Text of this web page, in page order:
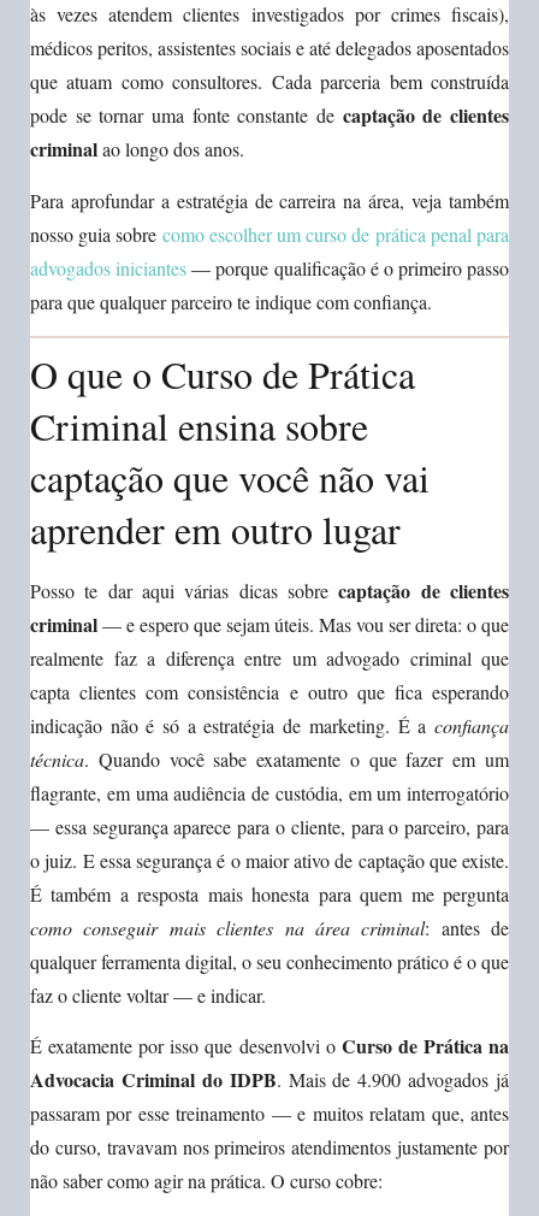
às vezes atendem clientes investigados por crimes fiscais),
médicos peritos, assistentes sociais e até delegados aposentados
que atuam como consultores. Cada parceria bem construída
pode se tornar uma fonte constante de captação de clientes
criminalao longo dos anos.
Para aprofundar a estratégia de carreira na área, veja também
nosso guia sobre como escolher um curso de prática penal para
advogados iniciantes— porque qualificação é o primeiro passo
para que qualquer parceiro te indique com confiança.
O que o Curso de Prática
Criminal ensina sobre
captação que você não vai
aprender em outro lugar
Posso te dar aqui várias dicas sobrecaptação de clientes
criminal— e espero que sejam úteis. Mas vou ser direta: o que
realmente faz a diferença entre um advogado criminal que
capta clientes com consistência e outro que fica esperando
indicação não é só a estratégia de marketing. É a confiança
técnica. Quando você sabe exatamente o que fazer em um
flagrante, em uma audiência de custódia, em um interrogatório
— essa segurança aparece para o cliente, para o parceiro, para
o juiz. E essa segurança é o maior ativo de captação que existe.
É também a resposta mais honesta para quem me pergunta
como conseguir mais clientes na área criminal: antes de
qualquer ferramenta digital, o seu conhecimento prático é o que
faz o cliente voltar — e indicar.
É exatamente por isso que desenvolvi o Curso de Prática na
Advocacia Criminal do IDPB. Mais de 4.900 advogados já
passaram por esse treinamento — e muitos relatam que, antes
do curso, travavam nos primeiros atendimentos justamente por
não saber como agir na prática. O curso cobre: